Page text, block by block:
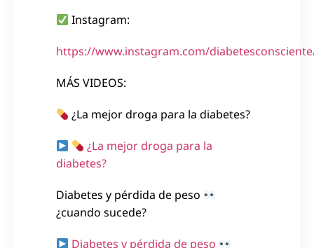
Instagram:
https://www.instagram.com/
MÁS VIDEOS:
¿La mejor droga para la diabetes?
¿La mejor droga para la
diabetes?
Diabetes y pérdida de peso
¿cuando sucede?
Diabetes y pérdida de peso